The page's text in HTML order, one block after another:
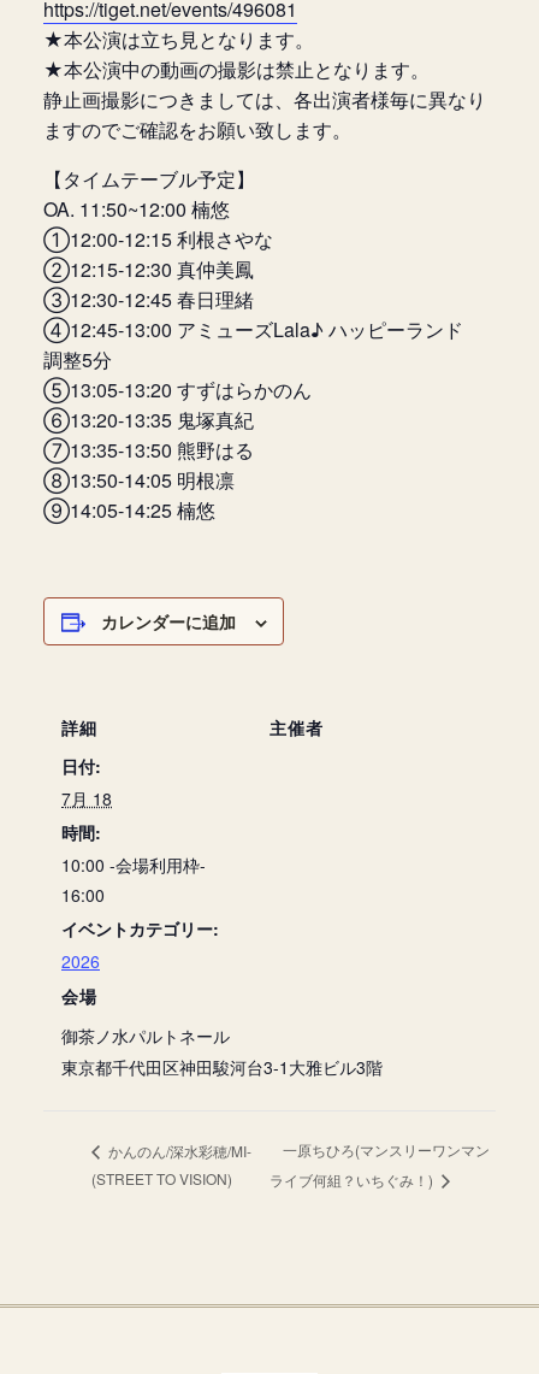
https://tiget.net/events/496081
★本公演は立ち見となります。
★本公演中の動画の撮影は禁止となります。
静止画撮影につきましては、各出演者様毎に異なり
ますのでご確認をお願い致します。
【タイムテーブル予定】
OA. 11:50~12:00 楠悠
①12:00-12:15 利根さやな
②12:15-12:30 真仲美鳳
③12:30-12:45 春日理緒
④12:45-13:00 アミューズLala♪ ハッピーランド
調整5分
⑤13:05-13:20 すずはらかのん
⑥13:20-13:35 鬼塚真紀
⑦13:35-13:50 熊野はる
⑧13:50-14:05 明根凛
⑨14:05-14:25 楠悠
カレンダーに追加
詳細
日付:
7月 18
時間:
10:00 -会場利用枠-
16:00
イベントカテゴリー:
2026
会場
御茶ノ水パルトネール
東京都千代田区神田駿河台3-1大雅ビル3階
主催者
かんのん/深水彩穂/MI-
(STREET TO VISION)
一原ちひろ(マンスリーワンマン
ライブ何組？いちぐみ！)